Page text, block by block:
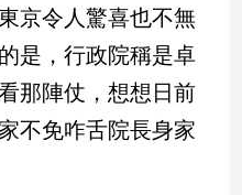
京令人驚喜也不無
是，行政院稱是卓
那陣仗，想想日前
不免咋舌院長身家